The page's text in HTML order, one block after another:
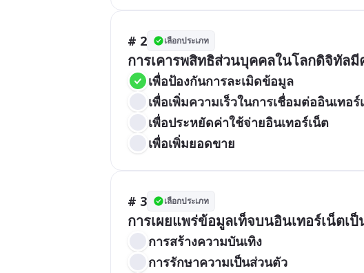
# 2 เลือกประเภท
การเคารพสิทธิส่วนบุคคลในโลกดิจิทัลมี
เพื่อป้องกันการละเมิดข้อมูล
เพื่อเพิ่มความเร็วในการเชื่อมต่ออินเทอร์
เพื่อประหยัดค่าใช้จ่ายอินเทอร์เน็ต
เพื่อเพิ่มยอดขาย
# 3 เลือกประเภท
การเผยแพร่ข้อมูลเท็จบนอินเทอร์เน็ตเ
การสร้างความบันเทิง
การรักษาความเป็นส่วนตัว